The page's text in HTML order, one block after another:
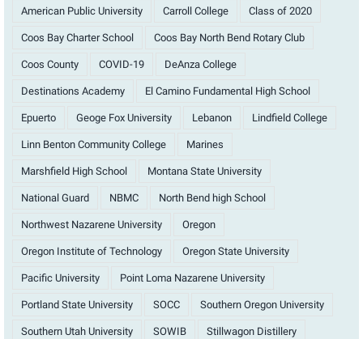
American Public University Carroll College Class of 2020
Coos Bay Charter School Coos Bay North Bend Rotary Club
Coos County COVID-19 DeAnza College
Destinations Academy El Camino Fundamental High School
Epuerto Geoge Fox University Lebanon Lindfield College
Linn Benton Community College Marines
Marshfield High School Montana State University
National Guard NBMC North Bend high School
Northwest Nazarene University Oregon
Oregon Institute of Technology Oregon State University
Pacific University Point Loma Nazarene University
Portland State University SOCC Southern Oregon University
Southern Utah University SOWIB Stillwagon Distillery